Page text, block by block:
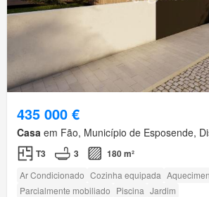
435 000 €
Casa em Fão, Município de Esposende,
T3 3 180 m²
Ar Condicionado Cozinha equipada
Parcialmente mobiliado Piscina Jardim